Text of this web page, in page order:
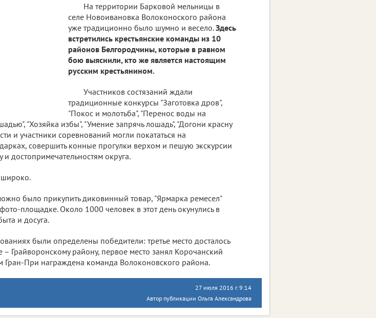
На территории Барковой мельницы в
селе Новоивановка Волоконоского района
уже традиционно было шумно и весело.Здесь
встретились крестьянские команды из 10
районов Белгородчины, которые в равном
бою выяснили, кто же является настоящим
русским крестьянином.
Участников состязаний ждали
традиционные конкурсы "Заготовка дров",
"Покос и молотьба", "Перенос воды на
"Хозяйка избы", "Умение запрячь лошадь", "Догони красну
и участники соревнований могли покататься на
совершить конные прогулки верхом и пешую экскурсии
достопримечательностям округа.
широко.
было прикупить диковинный товар, "Ярмарка ремесел"
площадке. Около 1000 человек в этот день окунулись в
и досуга.
были определены победители: третье место досталось
– Грайворонскому району, первое место занял Корочанский
При награждена команда Волоконовского района.
27 июля 2016 г. 9:14
Автор публикации Ольга Александрова